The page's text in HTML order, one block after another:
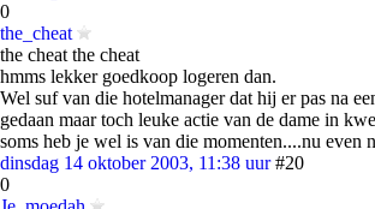
0
the_cheat
the cheat the cheat
hmms lekker goedkoop logeren dan.
Wel suf van die hotelmanager dat hij er pas na
gedaan maar toch leuke actie van de dame in
soms heb je wel is van die momenten....nu even
dinsdag 14 oktober 2003, 11:38 uur #20
0